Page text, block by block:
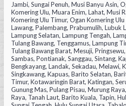
Jambi, Sungai Penuh, Musi Banyu Asin,
Komering Ulu, Muara Enim, Lahat, Musi
Komering Ulu Timur, Ogan Komering
Lawang, Palembang, Prabumulih, Lubuk
Lampung Selatan, Lampung Tengah,
Tulang Bawang, Tenggamus, Lampung
Tulang Bawang Barat, Mesuji,
Sambas, Pontianak, Sanggau, Sintang,
Bengkayang, Landak, Sekadau, Melawi,
Singkawang, Kapuas, Barito Selatan,
Timur, Kotawaringin Barat, Katingan,
Gunung Mas, Pulang Pisau, Murung
Raya, Tanah Laut, Barito Kuala, Tapin,